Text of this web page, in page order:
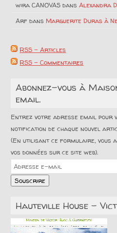
wira CANOVAS dansAlexandra
Arf dansMarguerite Duras à
RSS - Articles
RSS - Commentaires
Abonnez-vous à
email.
Entrez votre adresse email pour
notification de chaque nouvel
(En utilisant ce formulaire, vous
vos données sur ce site web).
Adresse
e-
mail
Souscrire
Hauteville House –